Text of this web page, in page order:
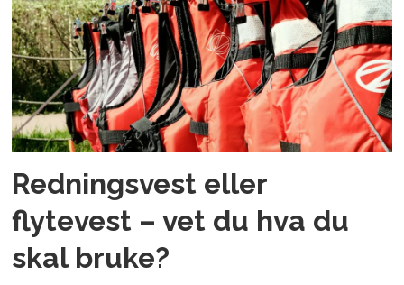
Redningsvest eller
flytevest – vet du hva du
skal bruke?